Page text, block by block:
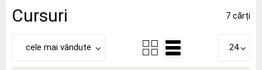
Cursuri 7 cărți
cele mai vândute 24